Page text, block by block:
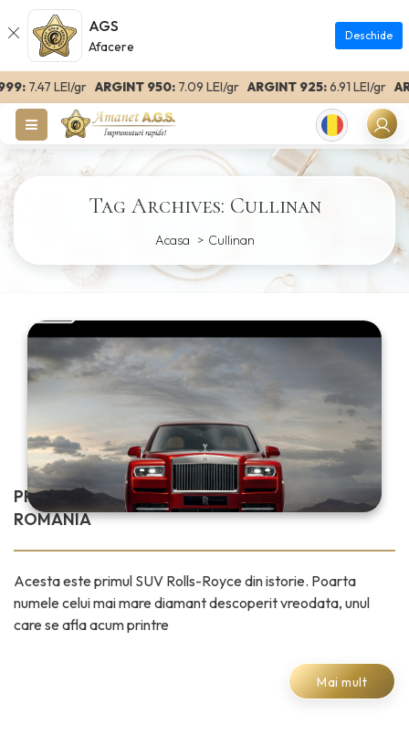
AGS
Afacere
Deschide
7.47 LEI/grARGINT 950:7.09 LEI/grARGINT 925:6.91 LEI/gr
Romanian
Tag Archives: Cullinan
Acasa Cullinan
PRIMUL SUV ROLLS-ROYCE A AJUNS IN
ROMANIA
Acesta este primul SUV Rolls-Royce din istorie. Poarta
numele celui mai mare diamant descoperit vreodata, unul
care se afla acum printre
Mai mult